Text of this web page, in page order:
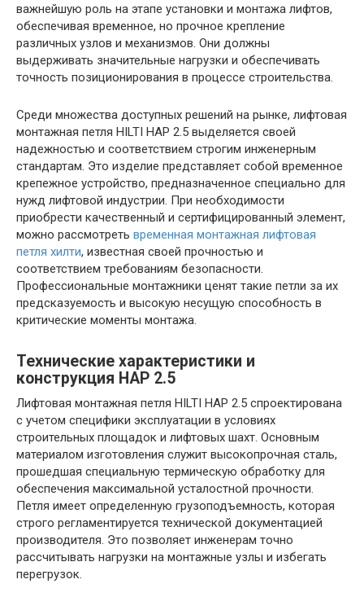
важнейшую роль на этапе установки и монтажа лифтов,
обеспечивая временное, но прочное крепление
различных узлов и механизмов. Они должны
выдерживать значительные нагрузки и обеспечивать
точность позиционирования в процессе строительства.
Среди множества доступных решений на рынке, лифтовая
монтажная петля HILTI HAP 2.5 выделяется своей
надежностью и соответствием строгим инженерным
стандартам. Это изделие представляет собой временное
крепежное устройство, предназначенное специально для
нужд лифтовой индустрии. При необходимости
приобрести качественный и сертифицированный элемент,
можно рассмотреть временная монтажная лифтовая
петля хилти, известная своей прочностью и
соответствием требованиям безопасности.
Профессиональные монтажники ценят такие петли за их
предсказуемость и высокую несущую способность в
критические моменты монтажа.
Технические характеристики и
конструкция HAP 2.5
Лифтовая монтажная петля HILTI HAP 2.5 спроектирована
с учетом специфики эксплуатации в условиях
строительных площадок и лифтовых шахт. Основным
материалом изготовления служит высокопрочная сталь,
прошедшая специальную термическую обработку для
обеспечения максимальной усталостной прочности.
Петля имеет определенную грузоподъемность, которая
строго регламентируется технической документацией
производителя. Это позволяет инженерам точно
рассчитывать нагрузки на монтажные узлы и избегать
перегрузок.